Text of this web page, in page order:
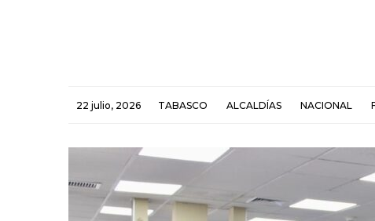
22 julio, 2026 TABASCO ALCALDÍAS NACIONAL